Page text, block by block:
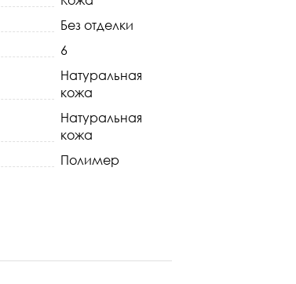
Без отделки
6
Натуральная
кожа
Натуральная
кожа
Полимер